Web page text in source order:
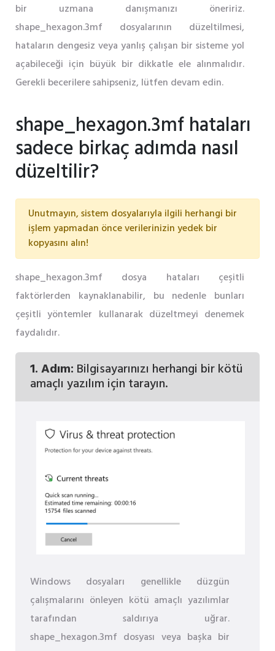
bir uzmana danışmanızı öneririz.
shape_hexagon.3mf dosyalarının düzeltilmesi,
hataların dengesiz veya yanlış çalışan bir sisteme yol
açabileceği için büyük bir dikkatle ele alınmalıdır.
Gerekli becerilere sahipseniz, lütfen devam edin.
shape_hexagon.3mf hataları
sadece birkaç adımda nasıl
düzeltilir?
Unutmayın, sistem dosyalarıyla ilgili herhangi bir
işlem yapmadan önce verilerinizin yedek bir
kopyasını alın!
shape_hexagon.3mf dosya hataları çeşitli
faktörlerden kaynaklanabilir, bu nedenle bunları
çeşitli yöntemler kullanarak düzeltmeyi denemek
faydalıdır.
1. Adım: Bilgisayarınızı herhangi bir kötü
amaçlı yazılım için tarayın.
Windows dosyaları genellikle düzgün
çalışmalarını önleyen kötü amaçlı yazılımlar
tarafından saldırıya uğrar.
shape_hexagon.3mf dosyası veya başka bir